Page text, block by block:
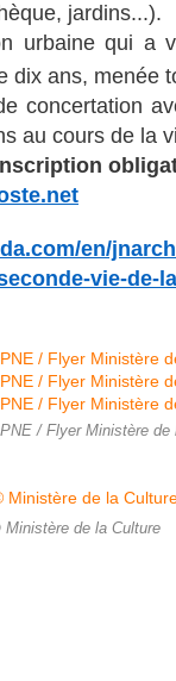
jardins...).
urbaine qui a
dix ans, menée
concertation
au cours de la
en/
vie-de-
/ Flyer Ministère de
Ministère de la Culture